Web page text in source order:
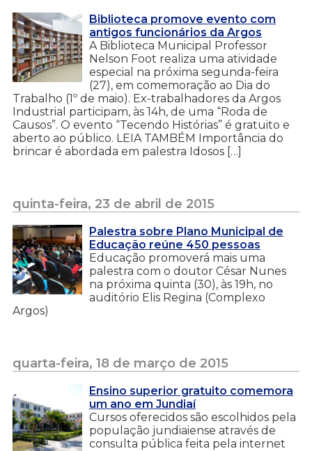
Biblioteca promove evento com
antigos funcionários da Argos
A Biblioteca Municipal Professor
Nelson Foot realiza uma atividade
especial na próxima segunda-feira
(27), em comemoração ao Dia do
Trabalho (1º de maio). Ex-trabalhadores da Argos
Industrial participam, às 14h, de uma “Roda de
Causos”. O evento “Tecendo Histórias” é gratuito e
aberto ao público. LEIA TAMBÉM Importância do
brincar é abordada em palestra Idosos […]
quinta-feira, 23 de abril de 2015
Palestra sobre Plano Municipal de
Educação reúne 450 pessoas
Educação promoverá mais uma
palestra com o doutor César Nunes
na próxima quinta (30), às 19h, no
auditório Elis Regina (Complexo
Argos)
quarta-feira, 18 de março de 2015
Ensino superior gratuito comemora
um ano em Jundiaí
Cursos oferecidos são escolhidos pela
população jundiaiense através de
consulta pública feita pela internet